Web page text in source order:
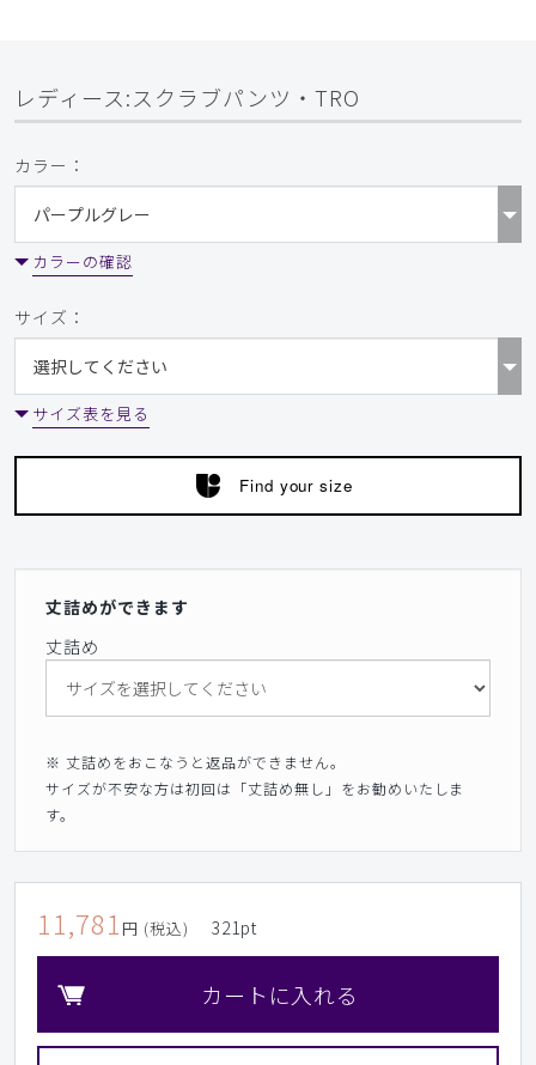
レディース:スクラブパンツ・TRO
カラー：
カラーの確認
サイズ：
サイズ表を見る
Find your size
丈詰めができます
丈詰め
※ 丈詰めをおこなうと返品ができません。
サイズが不安な方は初回は「丈詰め無し」をお勧めいたしま
す。
11,781 円 (税込) 321pt
カートに入れる